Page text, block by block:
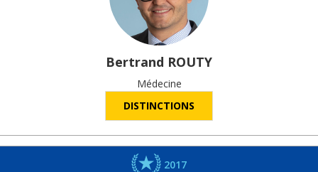
Bertrand ROUTY
Médecine
DISTINCTIONS
2017